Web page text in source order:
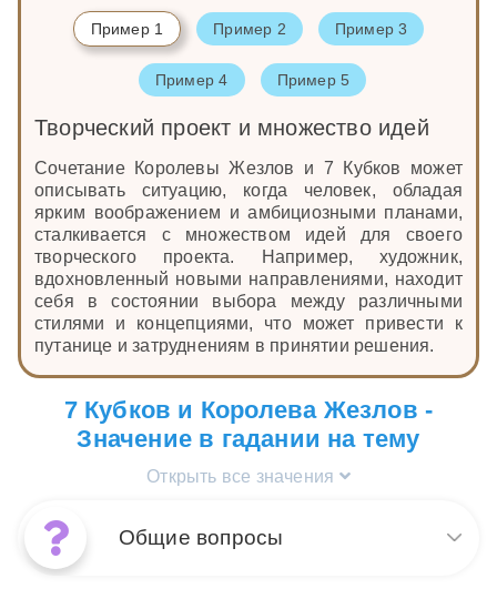
Пример 1 Пример 2 Пример 3
Пример 4 Пример 5
Творческий проект и множество идей
Сочетание Королевы Жезлов и 7 Кубков может
описывать ситуацию, когда человек, обладая
ярким воображением и амбициозными планами,
сталкивается с множеством идей для своего
творческого проекта. Например, художник,
вдохновленный новыми направлениями, находит
себя в состоянии выбора между различными
стилями и концепциями, что может привести к
путанице и затруднениям в принятии решения.
7 Кубков и Королева Жезлов -
Значение в гадании на тему
Открыть все значения
Общие вопросы